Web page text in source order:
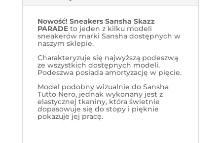
Nowość! Sneakers Sansha Skazz
PARADEto jeden z kilku modeli
sneakerów marki Sansha dostępnych w
naszym sklepie.
Charakteryzuje się najwyższą podeszwą
ze wszystkich dostępnych modeli.
Podeszwa posiada amortyzację w pięcie.
Model podobny wizualnie do Sansha
Tutto Nero, jednak wykonany jest z
elastycznej tkaniny, która świetnie
dopasowuje się do stopy i pięknie
pokazuje jej pracę.